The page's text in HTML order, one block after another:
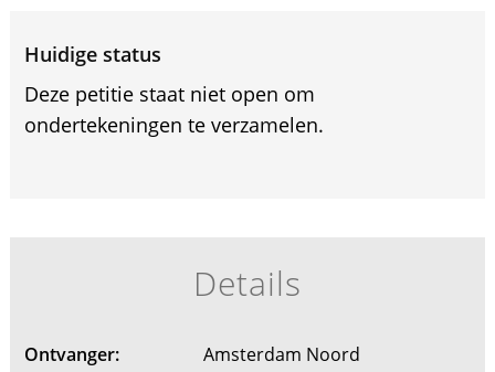
Huidige status
Deze petitie staat niet open om
ondertekeningen te verzamelen.
Details
Ontvanger:
Amsterdam Noord